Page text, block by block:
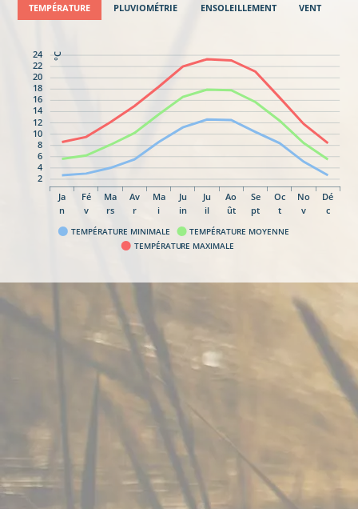
TEMPÉRATURE PLUVIOMÉTRIE ENSOLEILLEMENT VENT
Ja
n
Fé
v
Ma
rs
Av
r
Ma
i
Ju
in
Ju
il
Ao
ût
Se
pt
Oc
t
No
v
Dé
c
°C
2
4
6
8
10
12
14
16
18
20
22
24
TEMPÉRATURE MINIMALE
TEMPÉRATURE MOYENNE
TEMPÉRATURE MAXIMALE